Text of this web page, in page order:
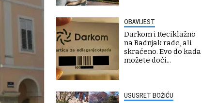
OBAVIJEST
Darkom i Reciklažno
na Badnjak rade, ali
skraćeno. Evo do kada
možete doći...
USUSRET BOŽIĆU